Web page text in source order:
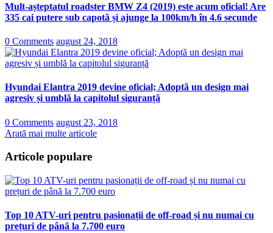
Mult-așteptatul roadster BMW Z4 (2019) este acum oficial! Are
335 cai putere sub capotă și ajunge la 100km/h în 4.6 secunde
0 Comments august 24, 2018
Hyundai Elantra 2019 devine oficial; Adoptă un design mai
agresiv și umblă la capitolul siguranță
0 Comments august 23, 2018
Arată mai multe articole
Articole populare
Top 10 ATV-uri pentru pasionații de off-road și nu numai cu
prețuri de până la 7.700 euro